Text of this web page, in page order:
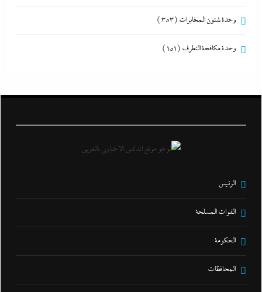
وحدة شئون المخابرات (353)
وحدة مكافحة التطرف (151)
الرئيس
القوات المسلحة
الحكومة
المحافظات